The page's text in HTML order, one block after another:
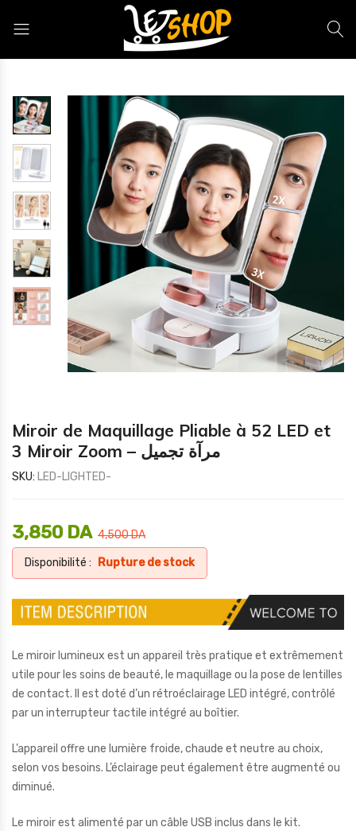
Miroir de Maquillage Pliable à 52 LED et
3 Miroir Zoom – مرآة تجميل
SKU: LED-LIGHTED-
4,500DA
3,850 DA
Disponibilité : Rupture de stock
Le miroir lumineux est un appareil très pratique et extrêmement
utile pour les soins de beauté, le maquillage ou la pose de lentilles
de contact. Il est doté d’un rétroéclairage LED intégré, contrôlé
par un interrupteur tactile intégré au boîtier.
L’appareil offre une lumière froide, chaude et neutre au choix,
selon vos besoins. L’éclairage peut également être augmenté ou
diminué.
Le miroir est alimenté par un câble USB inclus dans le kit.